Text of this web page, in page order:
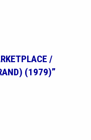
/
(1979)”